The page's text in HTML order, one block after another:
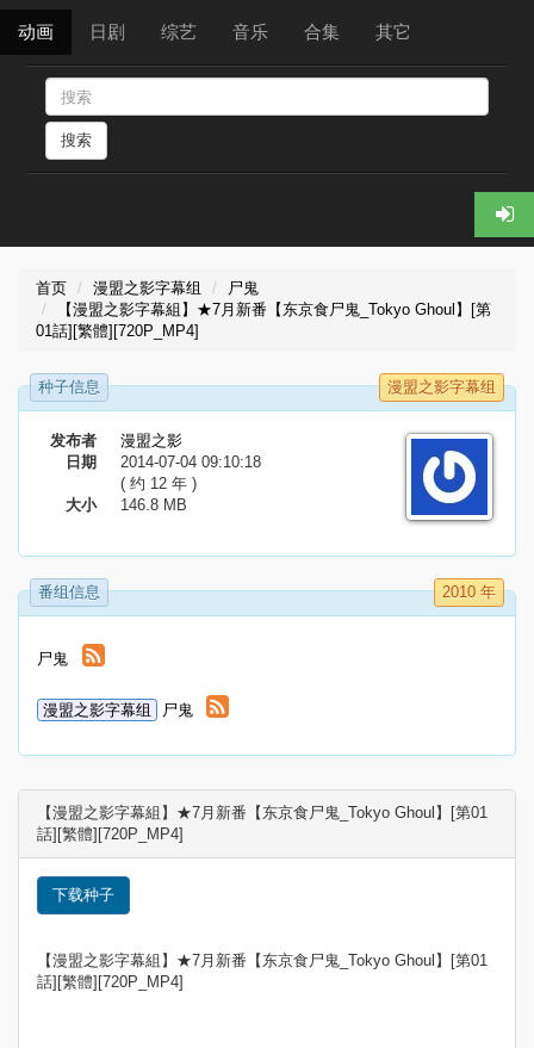
动画 日剧 综艺 音乐 合集 其它
搜索
首页 漫盟之影字幕组
尸鬼
【漫盟之影字幕組】★7月新番【东京食尸鬼_Tokyo Ghoul】[第
01話][繁體][720P_MP4]
种子信息 漫盟之影字幕组
发布者
漫盟之影
日期
2014-07-04 09:10:18
( 约 12 年 )
大小
146.8 MB
番组信息 2010 年
尸鬼
漫盟之影字幕组 尸鬼
【漫盟之影字幕組】★7月新番【东京食尸鬼_Tokyo Ghoul】[第01
話][繁體][720P_MP4]
下载种子
【漫盟之影字幕組】★7月新番【东京食尸鬼_Tokyo Ghoul】[第01
話][繁體][720P_MP4]